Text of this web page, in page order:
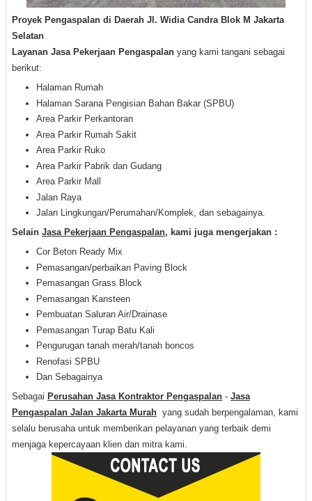
Proyek Pengaspalan di Daerah Jl. Widia Candra Blok M Jakarta
Selatan
Layanan Jasa Pekerjaan Pengaspalan yang kami tangani sebagai
berikut:
Halaman Rumah
Halaman Sarana Pengisian Bahan Bakar (SPBU)
Area Parkir Perkantoran
Area Parkir Rumah Sakit
Area Parkir Ruko
Area Parkir Pabrik dan Gudang
Area Parkir Mall
Jalan Raya
Jalan Lingkungan/Perumahan/Komplek, dan sebagainya.
Selain Jasa Pekerjaan Pengaspalan, kami juga mengerjakan :
Cor Beton Ready Mix
Pemasangan/perbaikan Paving Block
Pemasangan Grass Block
Pemasangan Kansteen
Pembuatan Saluran Air/Drainase
Pemasangan Turap Batu Kali
Pengurugan tanah merah/tanah boncos
Renofasi SPBU
Dan Sebagainya
Sebagai Perusahan Jasa Kontraktor Pengaspalan - Jasa
Pengaspalan Jalan Jakarta Murah yang sudah berpengalaman, kami
selalu berusaha untuk memberikan pelayanan yang terbaik demi
menjaga kepercayaan klien dan mitra kami.